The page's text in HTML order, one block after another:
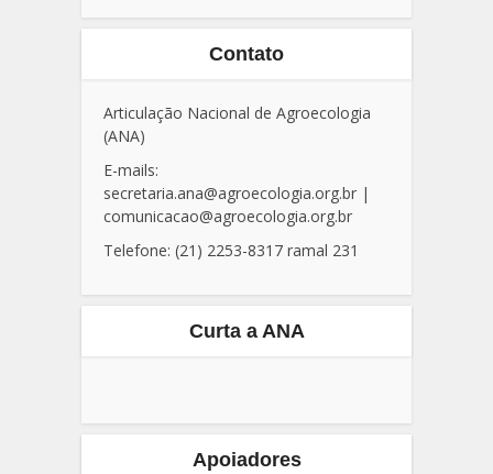
Articulação Nacional de Agroecologia
(ANA)
E-mails:
secretaria.ana@agroecologia.org.br
|
comunicacao@agroecologia.org.br
Telefone: (21) 2253-8317 ramal 231